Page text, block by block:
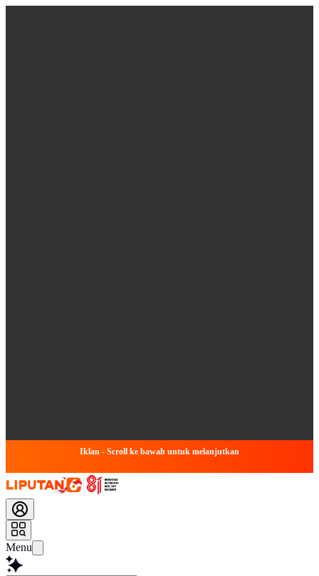
Iklan - Scroll ke bawah untuk melanjutkan
Menu